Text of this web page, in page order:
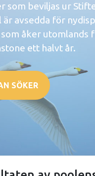
som beviljas ur
är avsedda för
åker utomlands
ett halvt år.
SÖKER